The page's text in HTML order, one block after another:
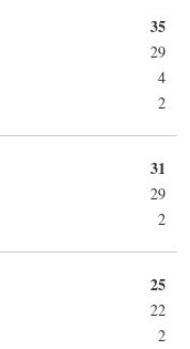
35
29
4
2
31
29
2
25
22
2